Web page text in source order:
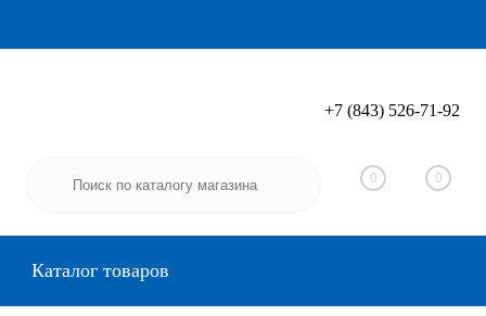
Вход Регистрация
+7 (843) 526-71-92
0 0
Каталог товаров